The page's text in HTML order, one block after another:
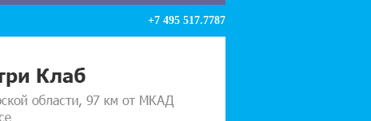
+7 495 517.7787